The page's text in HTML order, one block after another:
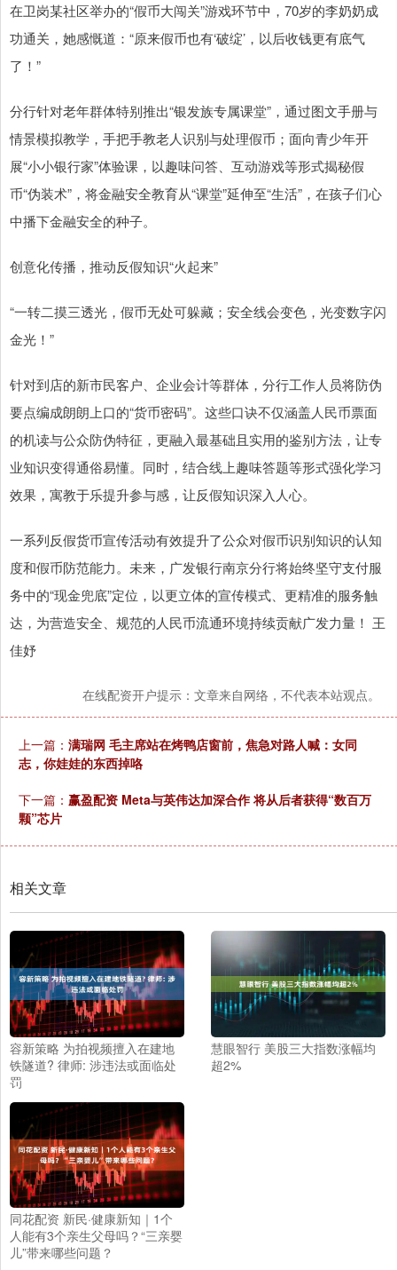
在卫岗某社区举办的“假币大闯关”游戏环节中，70岁的李奶奶成
功通关，她感慨道：“原来假币也有‘破绽’，以后收钱更有底气
了！”
分行针对老年群体特别推出“银发族专属课堂”，通过图文手册与
情景模拟教学，手把手教老人识别与处理假币；面向青少年开
展“小小银行家”体验课，以趣味问答、互动游戏等形式揭秘假
币“伪装术”，将金融安全教育从“课堂”延伸至“生活”，在孩子们心
中播下金融安全的种子。
创意化传播，推动反假知识“火起来”
“一转二摸三透光，假币无处可躲藏；安全线会变色，光变数字闪
金光！”
针对到店的新市民客户、企业会计等群体，分行工作人员将防伪
要点编成朗朗上口的“货币密码”。这些口诀不仅涵盖人民币票面
的机读与公众防伪特征，更融入最基础且实用的鉴别方法，让专
业知识变得通俗易懂。同时，结合线上趣味答题等形式强化学习
效果，寓教于乐提升参与感，让反假知识深入人心。
一系列反假货币宣传活动有效提升了公众对假币识别知识的认知
度和假币防范能力。未来，广发银行南京分行将始终坚守支付服
务中的“现金兜底”定位，以更立体的宣传模式、更精准的服务触
达，为营造安全、规范的人民币流通环境持续贡献广发力量！ 王
佳妤
在线配资开户提示：文章来自网络，不代表本站观点。
上一篇： 满瑞网 毛主席站在烤鸭店窗前，焦急对路人喊：女同
志，你娃娃的东西掉咯
下一篇： 赢盈配资 Meta与英伟达加深合作 将从后者获得“数百万
颗”芯片
相关文章
容新策略 为拍视频擅入在建地
铁隧道? 律师: 涉违法或面临处
罚
慧眼智行 美股三大指数涨幅均
超2%
同花配资 新民·健康新知｜1个
人能有3个亲生父母吗？“三亲婴
儿”带来哪些问题？